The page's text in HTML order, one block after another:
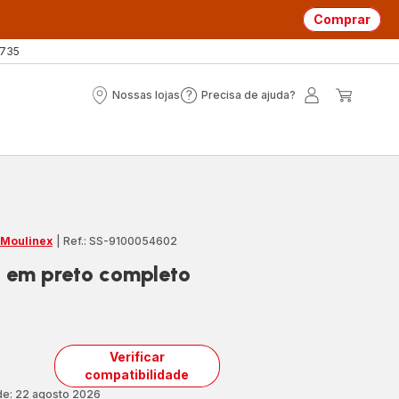
Comprar
Nossas lojas
Nossas
Precisa de ajuda?
Precisa
Ref.: SS-9100054602
em preto completo
Verificar
compatibilidade
22 agosto 2026